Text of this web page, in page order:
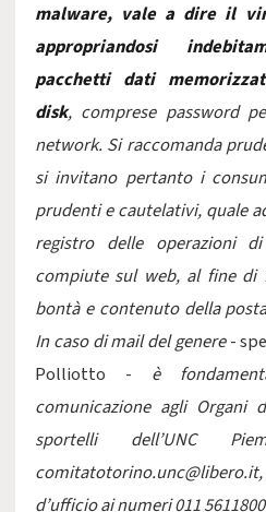
malware, vale a dire il
appropriandosi
pacchetti dati
disk, comprese password
network. Si raccomanda
si invitano pertanto i
prudenti e cautelativi, quale
registro delle operazioni
compiute sul web, al fine di
bontà e contenuto della
In caso di mail del genere-
Polliotto - è
comunicazione agli Organi
sportelli dell’UNC
comitatotorino.unc@libero.it
d’ufficio ai numeri 011